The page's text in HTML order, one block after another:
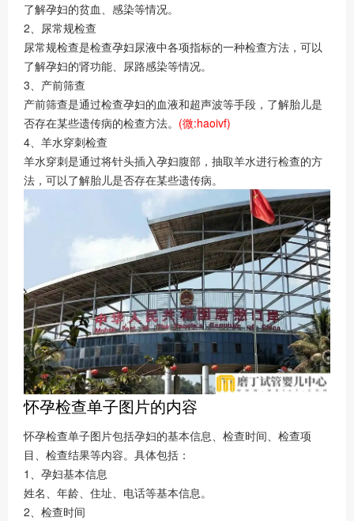
了解孕妇的贫血、感染等情况。
2、尿常规检查
尿常规检查是检查孕妇尿液中各项指标的一种检查方法，可以
了解孕妇的肾功能、尿路感染等情况。
3、产前筛查
产前筛查是通过检查孕妇的血液和超声波等手段，了解胎儿是
否存在某些遗传病的检查方法。 (微:haoivf)
4、羊水穿刺检查
羊水穿刺是通过将针头插入孕妇腹部，抽取羊水进行检查的方
法，可以了解胎儿是否存在某些遗传病。
怀孕检查单子图片的内容
怀孕检查单子图片包括孕妇的基本信息、检查时间、检查项
目、检查结果等内容。具体包括：
1、孕妇基本信息
姓名、年龄、住址、电话等基本信息。
2、检查时间